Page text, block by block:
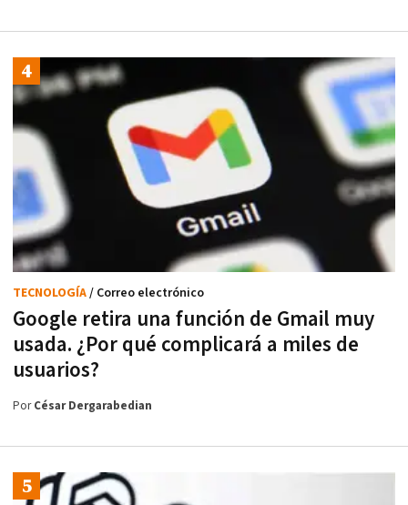
Google retira una función de Gmail muy
usada. ¿Por qué complicará a miles de
usuarios?
TECNOLOGÍA/ Correo electrónico
PorCésar Dergarabedian